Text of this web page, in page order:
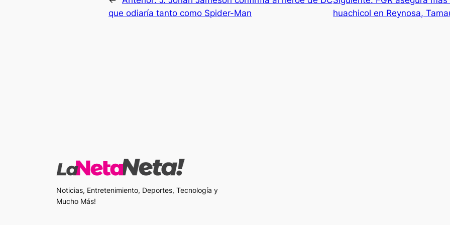
que odiaría tanto como Spider-Man
huachicol en Reynosa,
Noticias, Entretenimiento, Deportes, Tecnología y
Mucho Más!